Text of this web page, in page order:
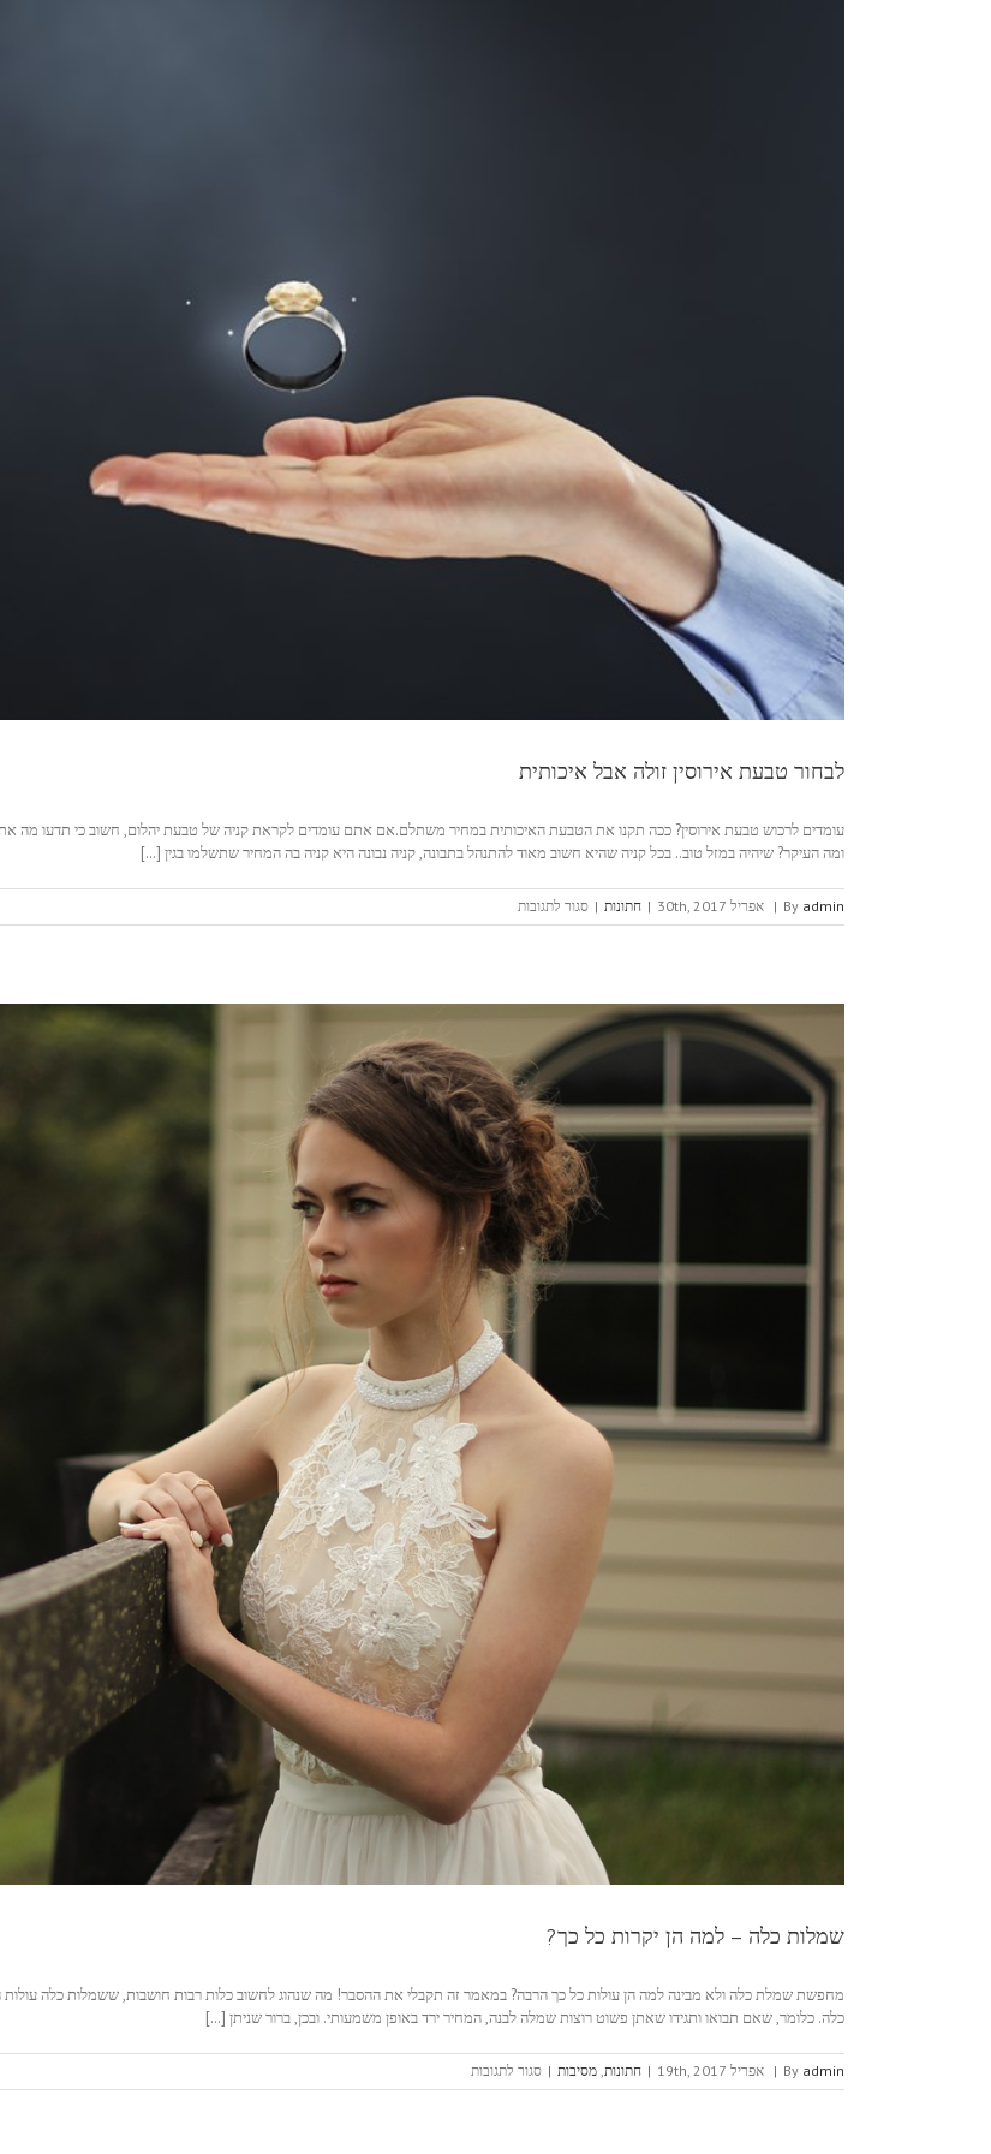
לבחור טבעת אירוסין זולה אבל איכותית
עומדים לרכוש טבעת אירוסין? ככה תקנו את הטבעת האיכותית במחיר משתלם.אם אתם עומדים לקראת קניה של טבעת יהלום, חשוב כי תדעו מה
ומה העיקר? שיהיה במזל טוב.. בכל קניה שהיא חשוב מאוד להתנהל בתבונה, קניה נבונה היא קניה בה המחיר שתשלמו בגין [...]
By admin
| אפריל 30th, 2017 | חתונות | סגור לתגובות
לבחור
שמלות כלה – למה הן יקרות כל כך?
מחפשת שמלת כלה ולא מבינה למה הן עולות כל כך הרבה? במאמר זה תקבלי את ההסבר! מה שנהוג לחשוב כלות רבות חושבות, ששמלות כלה
כלה. כלומר, שאם תבואו ותגידו שאתן פשוט רוצות שמלה לבנה, המחיר ירד באופן משמעותי. ובכן, ברור שניתן [...]
By admin
| אפריל 19th, 2017 | חתונות מסיבות | סגור לתגובות
שמלות